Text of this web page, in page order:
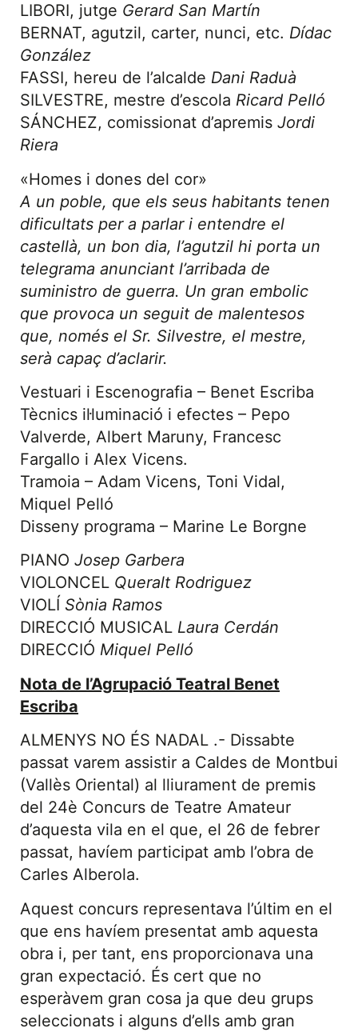
LIBORI, jutge Gerard San Martín
BERNAT, agutzil, carter, nunci, etc. Dídac
González
FASSI, hereu de l’alcalde Dani Raduà
SILVESTRE, mestre d’escola Ricard Pelló
SÁNCHEZ, comissionat d’apremis Jordi
Riera
«Homes i dones del cor»
A un poble, que els seus habitants tenen
dificultats per a parlar i entendre el
castellà, un bon dia, l’agutzil hi porta un
telegrama anunciant l’arribada de
suministro de guerra. Un gran embolic
que provoca un seguit de malentesos
que, només el Sr. Silvestre, el mestre,
serà capaç d’aclarir.
Vestuari i Escenografia – Benet Escriba
Tècnics il·luminació i efectes – Pepo
Valverde, Albert Maruny, Francesc
Fargallo i Alex Vicens.
Tramoia – Adam Vicens, Toni Vidal,
Miquel Pelló
Disseny programa – Marine Le Borgne
PIANO Josep Garbera
VIOLONCEL Queralt Rodriguez
VIOLÍ Sònia Ramos
DIRECCIÓ MUSICAL Laura Cerdán
DIRECCIÓ Miquel Pelló
Nota de l’Agrupació Teatral Benet
Escriba
ALMENYS NO ÉS NADAL .- Dissabte
passat varem assistir a Caldes de Montbui
(Vallès Oriental) al lliurament de premis
del 24è Concurs de Teatre Amateur
d’aquesta vila en el que, el 26 de febrer
passat, havíem participat amb l’obra de
Carles Alberola.
Aquest concurs representava l’últim en el
que ens havíem presentat amb aquesta
obra i, per tant, ens proporcionava una
gran expectació. És cert que no
esperàvem gran cosa ja que deu grups
seleccionats i alguns d’ells amb gran